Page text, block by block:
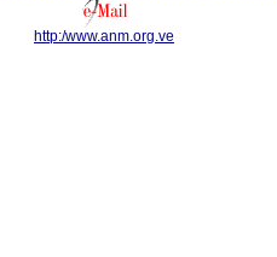
http:/www.anm.org.ve